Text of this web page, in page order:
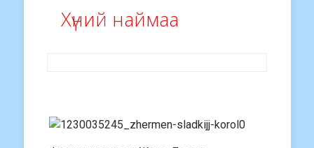
Хүний наймаа